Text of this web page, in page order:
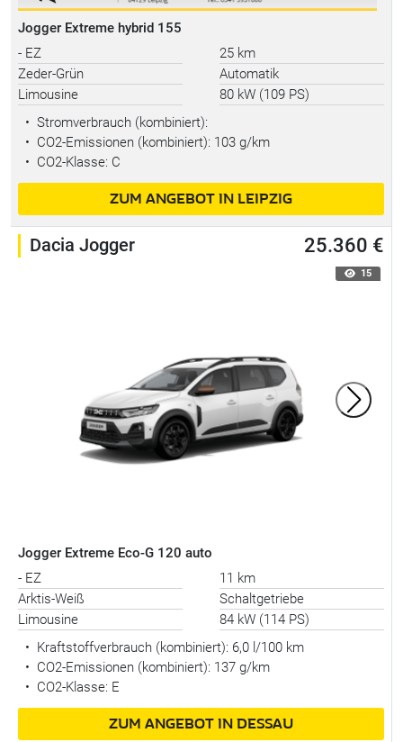
Jogger Extreme hybrid 155
- EZ
25 km
Zeder-Grün
Automatik
Limousine
80 kW (109 PS)
• Stromverbrauch (kombiniert):
• CO2-Emissionen (kombiniert): 103 g/km
• CO2-Klasse: C
ZUM ANGEBOT IN LEIPZIG
Dacia Jogger 25.360 €
15
Jogger Extreme Eco-G 120 auto
- EZ
11 km
Arktis-Weiß
Schaltgetriebe
Limousine
84 kW (114 PS)
•
Kraftstoffverbrauch (kombiniert): 6,0 l/100 km
• CO2-Emissionen (kombiniert): 137 g/km
• CO2-Klasse: E
ZUM ANGEBOT IN DESSAU